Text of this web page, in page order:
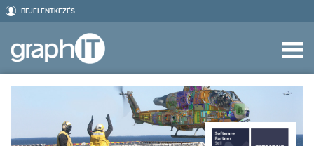
BEJELENTKEZÉS